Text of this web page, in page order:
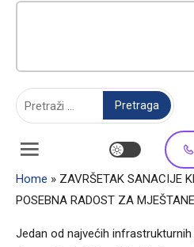
Home » ZAVRŠETAK SANACIJE
POSEBNA RADOST ZA MJEŠTANE
Jedan od najvećih